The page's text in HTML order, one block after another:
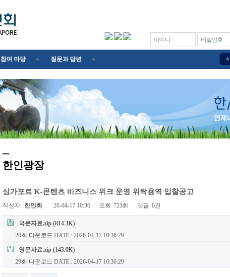
아이디 비밀번호
참여 마당 질문과 답변
한인광장
싱가포르 K-콘텐츠 비즈니스 위크 운영 위탁용역 입찰공고
작성자 한인회 26-04-17 10:36 조회 723회 댓글 0건
국문자료.zip (814.3K)
20회 다운로드 DATE : 2026-04-17 10:36:29
영문자료.zip (143.0K)
29회 다운로드 DATE : 2026-04-17 10:36:29